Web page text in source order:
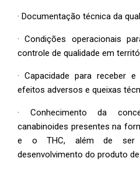
· Documentação técnica da
· Condições operacionais
controle de qualidade em
· Capacidade para receber
efeitos adversos e queixas
· Conhecimento da
canabinoides presentes na
e o THC, além de ser
desenvolvimento do produto de